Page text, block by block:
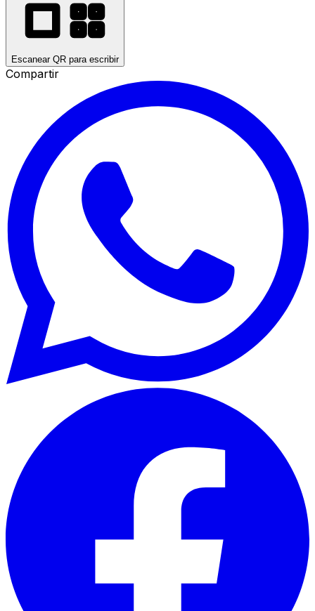
Escanear QR para escribir
Compartir